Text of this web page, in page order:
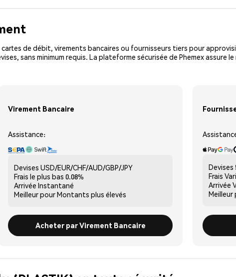
de débit, virements bancaires ou fournisseurs tiers pour
sans minimum requis. La plateforme sécurisée de Phemex assure le
Virement Bancaire
Assistance:
Devises USD/EUR/CHF/AUD/GBP/JPY
Frais le plus bas 0.08%
Arrivée Instantané
Meilleur pourMontants plus élevés
Acheter par Virement Bancaire
Devises
Frais
Arrivée
Meilleur